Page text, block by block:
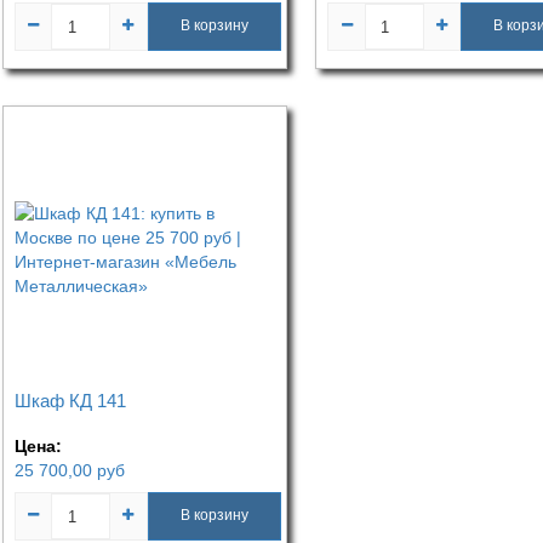
В корзину В
Шкаф КД 141
Цена:
25 700,00 руб
В корзину